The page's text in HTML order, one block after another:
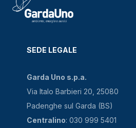
SEDE LEGALE
Garda Uno s.p.a.
Via Italo Barbieri 20, 25080
Padenghe sul Garda (BS)
Centralino: 030 999 5401